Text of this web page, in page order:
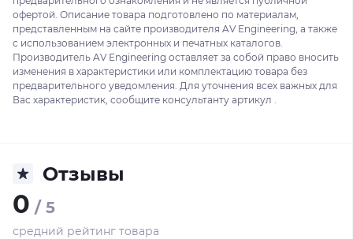
офертой. Описание товара подготовлено по материалам,
представленным на сайте производителя AV Engineering, а также
с использованием электронных и печатных каталогов.
Производитель AV Engineering оставляет за собой право вносить
изменения в характеристики или комплектацию товара без
предварительного уведомления. Для уточнения всех важных для
Вас характеристик, сообщите консультанту артикул .
Отзывы
0 / 5
средний рейтинг товара